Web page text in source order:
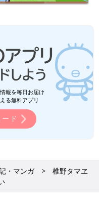
報を毎日お届け
る無料アプリ
ド
・マンガ
椎野タマヱ